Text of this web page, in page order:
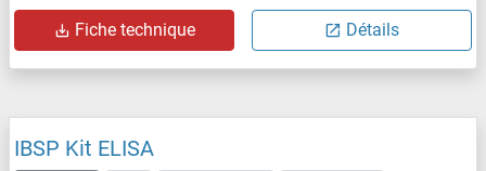
Fiche technique Détails
IBSP Kit ELISA